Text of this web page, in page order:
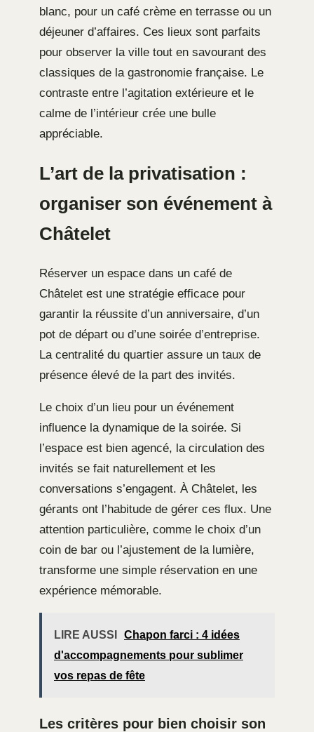
blanc, pour un café crème en terrasse ou un
déjeuner d’affaires. Ces lieux sont parfaits
pour observer la ville tout en savourant des
classiques de la gastronomie française. Le
contraste entre l’agitation extérieure et le
calme de l’intérieur crée une bulle
appréciable.
L’art de la privatisation :
organiser son événement à
Châtelet
Réserver un espace dans un café de
Châtelet est une stratégie efficace pour
garantir la réussite d’un anniversaire, d’un
pot de départ ou d’une soirée d’entreprise.
La centralité du quartier assure un taux de
présence élevé de la part des invités.
Le choix d’un lieu pour un événement
influence la dynamique de la soirée. Si
l’espace est bien agencé, la circulation des
invités se fait naturellement et les
conversations s’engagent. À Châtelet, les
gérants ont l’habitude de gérer ces flux. Une
attention particulière, comme le choix d’un
coin de bar ou l’ajustement de la lumière,
transforme une simple réservation en une
expérience mémorable.
LIRE AUSSI
Chapon farci : 4 idées
d'accompagnements pour sublimer
vos repas de fête
Les critères pour bien choisir son